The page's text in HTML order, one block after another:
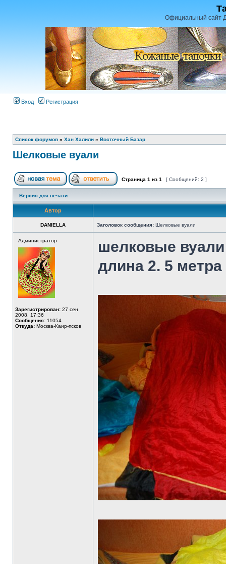
Официальный сайт
Вход Регистрация
Список форумов » Хан Халили » Восточный Базар
Шелковые вуали
Страница 1 из 1 [ Сообщений: 2 ]
Версия для печати
Автор
DANIELLA Заголовок сообщения: Шелковые вуали
Администратор
Зарегистрирован: 27 сен
2008, 17:36
Сообщения: 11054
Откуда: Москва-Каир-псков
шелковые
длина 2. 5 метра